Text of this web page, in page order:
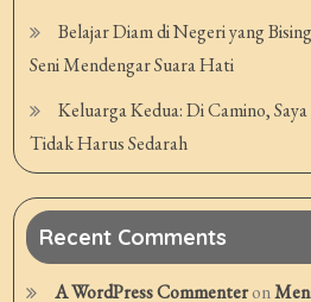
Belajar Diam di Negeri yang
Seni Mendengar Suara Hati
Keluarga Kedua: Di Camino,
Tidak Harus Sedarah
Recent Comments
A WordPress Commenteron